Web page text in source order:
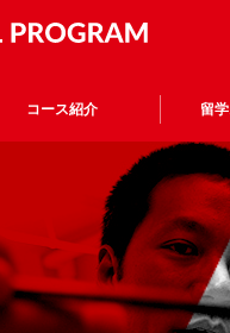
コース紹介 留